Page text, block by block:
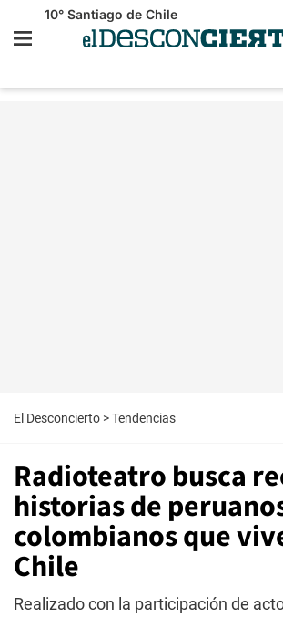
10° Santiago de Chile
El Desconcierto >Tendencias
Radioteatro busca
historias de
colombianos que
Chile
Realizado con la participación de